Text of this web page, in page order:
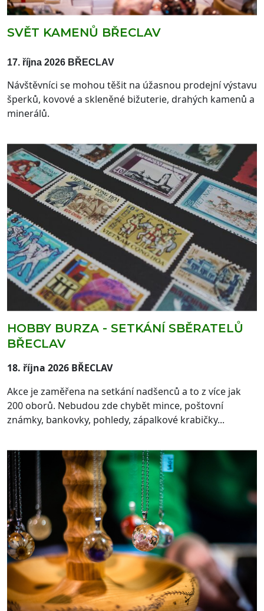
SVĚT KAMENŮ BŘECLAV
17. října 2026 BŘECLAV
Návštěvníci se mohou těšit na úžasnou prodejní výstavu
šperků, kovové a skleněné bižuterie, drahých kamenů a
minerálů.
HOBBY BURZA - SETKÁNÍ SBĚRATELŮ
BŘECLAV
18. října 2026 BŘECLAV
Akce je zaměřena na setkání nadšenců a to z více jak
200 oborů. Nebudou zde chybět mince, poštovní
známky, bankovky, pohledy, zápalkové krabičky...